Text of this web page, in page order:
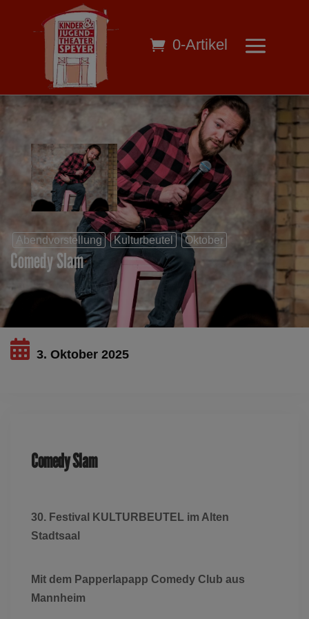
0-Artikel
Abendvorstellung Kulturbeutel Oktober
Comedy Slam
3. Oktober 2025
Comedy Slam
30. Festival KULTURBEUTEL im Alten
Stadtsaal
Mit dem Papperlapapp Comedy Club aus
Mannheim